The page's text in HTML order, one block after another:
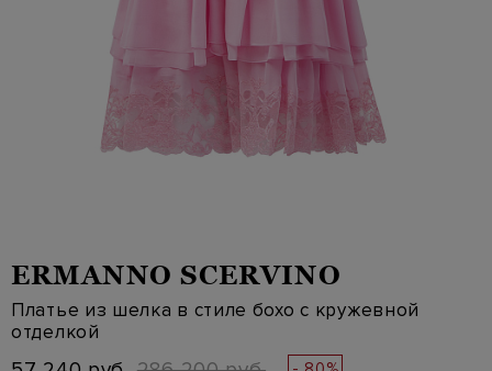
ERMANNO SCERVINO
Платье из шелка в стиле бохо с кружевной
отделкой